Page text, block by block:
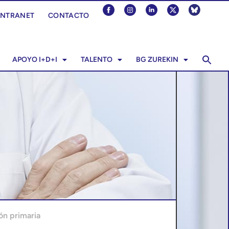
CONTACTO
APOYO I+D+I TALENTO BG ZUREKIN
primaria